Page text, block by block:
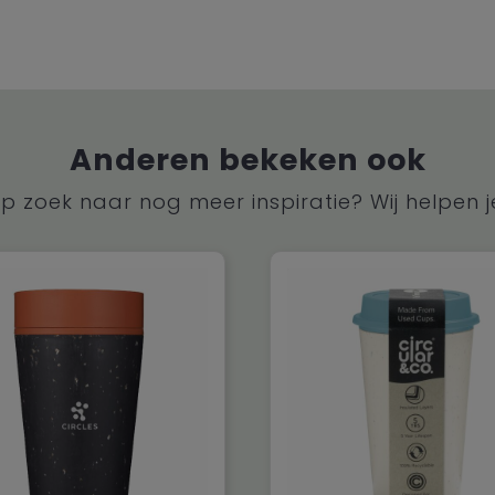
Anderen bekeken ook
zoek naar nog meer inspiratie? Wij helpen